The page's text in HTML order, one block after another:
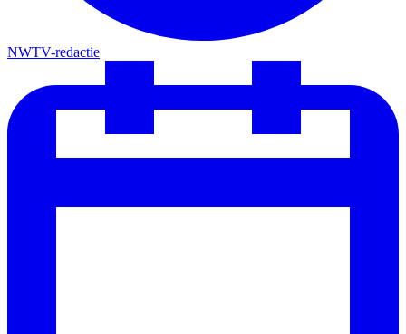
NWTV-redactie